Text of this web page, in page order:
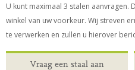
U kunt maximaal 3 stalen aanvragen.
winkel van uw voorkeur. Wij streven
te verwerken en zullen u hierover
Vraag een staal aan